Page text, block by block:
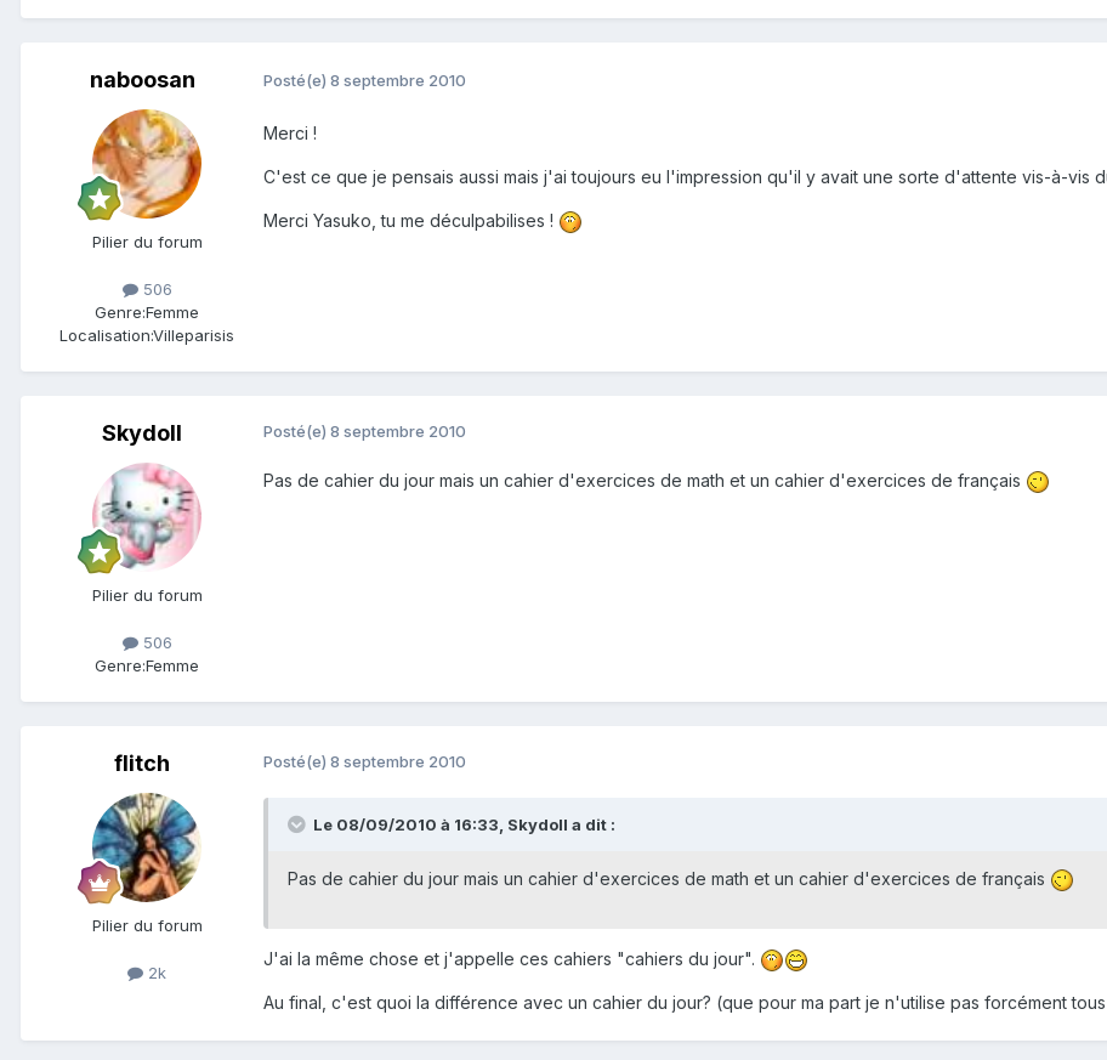
naboosan
Pilier du forum
506
Genre:Femme
Localisation:Villeparisis
Posté(e) 8 septembre 2010
Merci !
C'est ce que je pensais aussi mais j'ai toujours eu l'impression qu'il y avait une sorte d'attente vis-à-vis
Merci Yasuko, tu me déculpabilises !
Skydoll
Pilier du forum
506
Genre:Femme
Posté(e) 8 septembre 2010
Pas de cahier du jour mais un cahier d'exercices de math et un cahier d'exercices de français
flitch
Pilier du forum
2k
Posté(e) 8 septembre 2010
Le 08/09/2010 à 16:33, Skydoll a dit :
Pas de cahier du jour mais un cahier d'exercices de math et un cahier d'exercices de français
J'ai la même chose et j'appelle ces cahiers "cahiers du jour".
Au final, c'est quoi la différence avec un cahier du jour? (que pour ma part je n'utilise pas forcément